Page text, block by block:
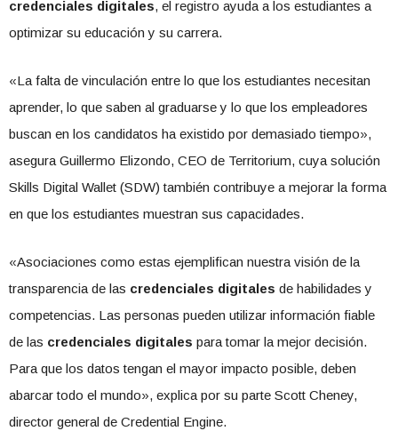
credenciales digitales, el registro ayuda a los estudiantes a
optimizar su educación y su carrera.
«La falta de vinculación entre lo que los estudiantes necesitan
aprender, lo que saben al graduarse y lo que los empleadores
buscan en los candidatos ha existido por demasiado tiempo»,
asegura Guillermo Elizondo, CEO de Territorium, cuya solución
Skills Digital Wallet (SDW) también contribuye a mejorar la forma
en que los estudiantes muestran sus capacidades.
«Asociaciones como estas ejemplifican nuestra visión de la
transparencia de las credenciales digitales de habilidades y
competencias. Las personas pueden utilizar información fiable
de las credenciales digitales para tomar la mejor decisión.
Para que los datos tengan el mayor impacto posible, deben
abarcar todo el mundo», explica por su parte Scott Cheney,
director general de Credential Engine.